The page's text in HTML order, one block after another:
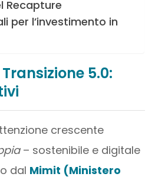
Recapture
per l’investimento in
5.0:
crescente
– sostenibile e digitale
dal Mimit (Ministero